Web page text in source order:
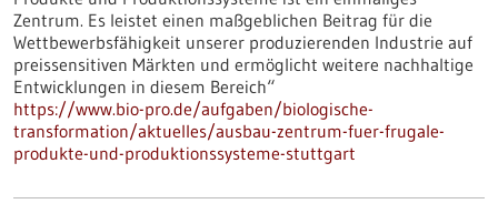
Zentrum. Es leistet einen maßgeblichen Beitrag für die
Wettbewerbsfähigkeit unserer produzierenden Industrie auf
preissensitiven Märkten und ermöglicht weitere nachhaltige
Entwicklungen in diesem Bereich“
https://www.bio-pro.de/aufgaben/biologische-
transformation/aktuelles/ausbau-zentrum-fuer-frugale-
produkte-und-produktionssysteme-stuttgart